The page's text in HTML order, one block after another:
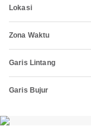
Lokasi
Zona Waktu
Garis Lintang
Garis Bujur